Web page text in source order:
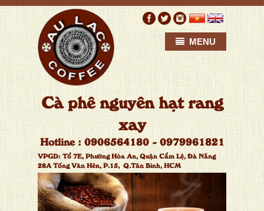
Cà phê nguyên hạt rang
xay
Hotline : 0906564180 - 0979961821
VPGD:Tổ7E,PhườngHòaAn,QuậnCẩmLệ,ĐàNẵng
28ATốngVănHên,P.15, Q.TânBình,HCM
MENU